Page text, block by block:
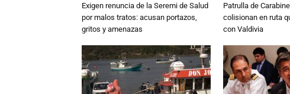
Exigen renuncia de la Seremi de Salud
por malos tratos: acusan portazos,
gritos y amenazas
Patrulla de
colisionan en ruta
con Valdivia